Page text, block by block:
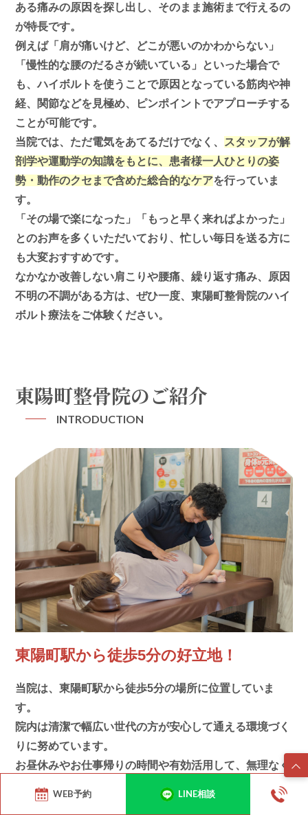
WEB予約 LINE相談
ある痛みの原因を探し出し、そのまま施術まで行えるの
が特長です。
例えば「肩が痛いけど、どこが悪いのかわからない」
「慢性的な腰のだるさが続いている」といった場合で
も、ハイボルトを使うことで原因となっている筋肉や神
経、関節などを見極め、ピンポイントでアプローチする
ことが可能です。
当院では、ただ電気をあてるだけでなく、 スタッフが解
剖学や運動学の知識をもとに、患者様一人ひとりの姿
勢・動作のクセまで含めた総合的なケアを行っていま
す。
「その場で楽になった」「もっと早く来ればよかった」
とのお声を多くいただいており、忙しい毎日を送る方に
も大変おすすめです。
なかなか改善しない肩こりや腰痛、繰り返す痛み、原因
不明の不調がある方は、ぜひ一度、東陽町整骨院のハイ
ボルト療法をご体験ください。
東陽町整骨院のご紹介
INTRODUCTION
東陽町駅から徒歩5分の好立地！
当院は、東陽町駅から徒歩5分の場所に位置していま
す。
院内は清潔で幅広い世代の方が安心して通える環境づく
りに努めています。
お昼休みやお仕事帰りの時間や有効活用して、無理なく
お身体のメンテナンスを続けていただけます。
お着換えもご用意しておりますので、スーツのままでも